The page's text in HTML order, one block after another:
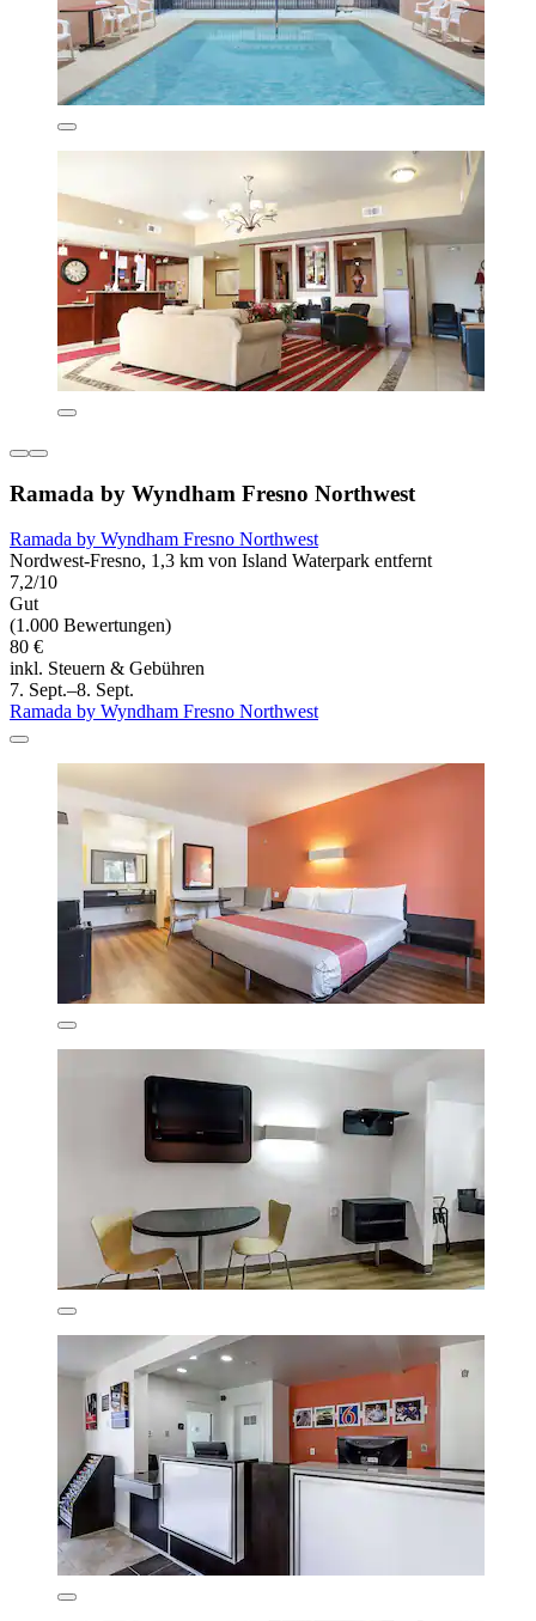
Ramada by Wyndham Fresno Northwest
Ramada by Wyndham Fresno Northwest
Nordwest-Fresno, 1,3 km von Island Waterpark entfernt
7,2/10
Gut
(1.000 Bewertungen)
80 €
inkl. Steuern & Gebühren
7. Sept.–8. Sept.
Ramada by Wyndham Fresno Northwest